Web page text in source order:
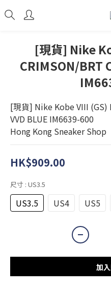
[現貨] Nike
CRIMSON/BRT
[現貨] Nike Kobe VIII (GS)
VVD BLUE IM6639-600
Hong Kong Sneaker Shop
HK$909.00
尺寸 : US3.5
US3.5 US4 US5
加